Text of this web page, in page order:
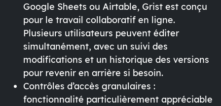
Google Sheets ou Airtable, Grist est conçu
pour le travail collaboratif en ligne.
Plusieurs utilisateurs peuvent éditer
simultanément, avec un suivi des
modifications et un historique des versions
pour revenir en arrière si besoin.
Contrôles d’accès granulaires :
fonctionnalité particulièrement appréciable